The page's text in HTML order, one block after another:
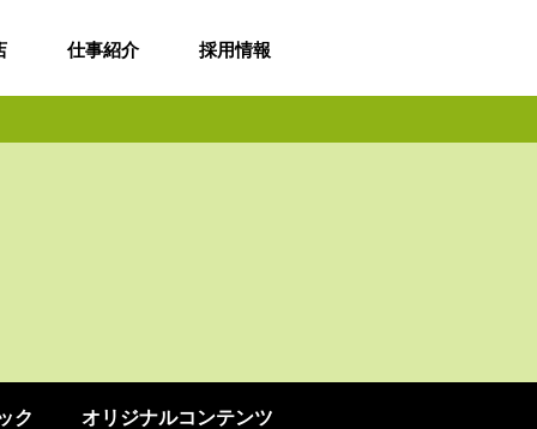
仕事紹介 採用情報
ク オリジナルコンテンツ